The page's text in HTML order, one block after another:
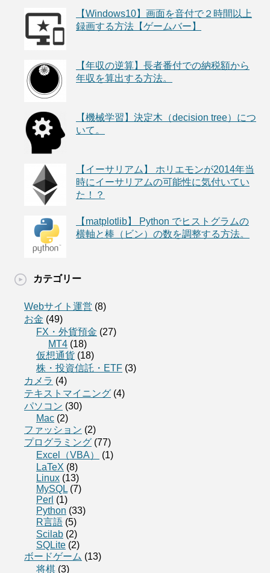
【Windows10】画面を音付で２時間以上
録画する方法【ゲームバー】
【年収の逆算】長者番付での納税額から
年収を算出する方法。
【機械学習】決定木（decision tree）につ
いて。
【イーサリアム】 ホリエモンが2014年当
時にイーサリアムの可能性に気付いてい
た！？
【matplotlib】 Python でヒストグラムの
横軸と棒（ビン）の数を調整する方法。
カテゴリー
Webサイト運営 (8)
お金 (49)
FX・外貨預金 (27)
MT4 (18)
仮想通貨 (18)
株・投資信託・ETF (3)
カメラ (4)
テキストマイニング (4)
パソコン (30)
Mac (2)
ファッション (2)
プログラミング (77)
Excel（VBA）
(1)
LaTeX (8)
Linux (13)
MySQL (7)
Perl (1)
Python (33)
R言語 (5)
Scilab (2)
SQLite (2)
ボードゲーム (13)
将棋 (3)